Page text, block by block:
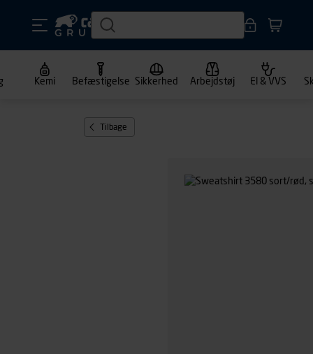
Kemi Befæstigelse Sikkerhed Arbejdstøj El & VVS
Tilbage